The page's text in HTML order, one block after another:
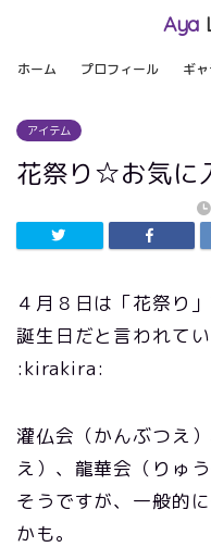
Aya
ホーム プロフィール ギ
アイテム
花祭り☆お気に
４月８日は「花祭り
誕生日だと言われて
:kirakira:
灌仏会（かんぶつえ
え）、龍華会（りゅ
そうですが、一般的
かも。